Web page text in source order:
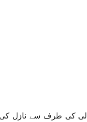
کی طرف سے نازل کی